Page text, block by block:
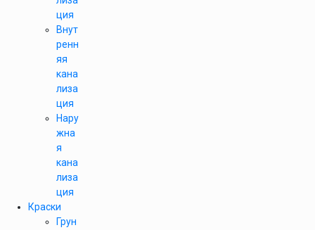
ция
Внут
ренн
яя
кана
лиза
ция
Нару
жна
я
кана
лиза
ция
Краски
Грун